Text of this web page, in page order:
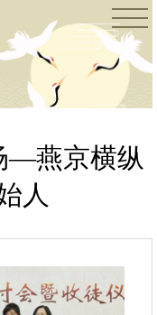
—燕京横纵
人